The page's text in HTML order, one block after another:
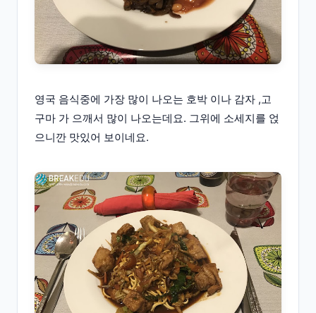
영국 음식중에 가장 많이 나오는 호박 이나 감자 ,고
구마 가 으깨서 많이 나오는데요. 그위에 소세지를 얹
으니깐 맛있어 보이네요.